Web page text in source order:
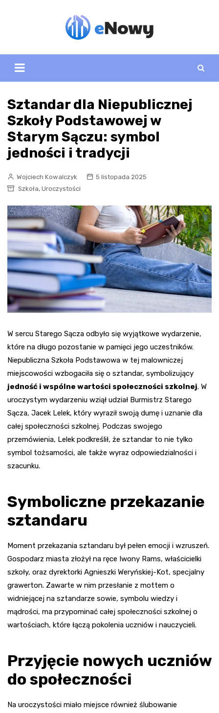
Sztandar dla Niepublicznej
Szkoły Podstawowej w
Starym Sączu: symbol
jedności i tradycji
Wojciech Kowalczyk
5 listopada 2025
Szkoła, Uroczystości
W sercu Starego Sącza odbyło się wyjątkowe wydarzenie,
które na długo pozostanie w pamięci jego uczestników.
Niepubliczna Szkoła Podstawowa w tej malowniczej
miejscowości wzbogaciła się o sztandar, symbolizujący
jedność i wspólne wartości społeczności szkolnej. W
uroczystym wydarzeniu wziął udział Burmistrz Starego
Sącza, Jacek Lelek, który wyraził swoją dumę i uznanie dla
całej społeczności szkolnej. Podczas swojego
przemówienia, Lelek podkreślił, że sztandar to nie tylko
symbol tożsamości, ale także wyraz odpowiedzialności i
szacunku.
Symboliczne przekazanie
sztandaru
Moment przekazania sztandaru był pełen emocji i wzruszeń.
Gospodarz miasta złożył na ręce Iwony Rams, właścicielki
szkoły, oraz dyrektorki Agnieszki Weryńskiej-Kot, specjalny
grawerton. Zawarte w nim przesłanie z mottem o
widniejącej na sztandarze sowie, symbolu wiedzy i
mądrości, ma przypominać całej społeczności szkolnej o
wartościach, które łączą pokolenia uczniów i nauczycieli.
Przyjęcie nowych uczniów
do społeczności
Na uroczystości miało miejsce również ślubowanie